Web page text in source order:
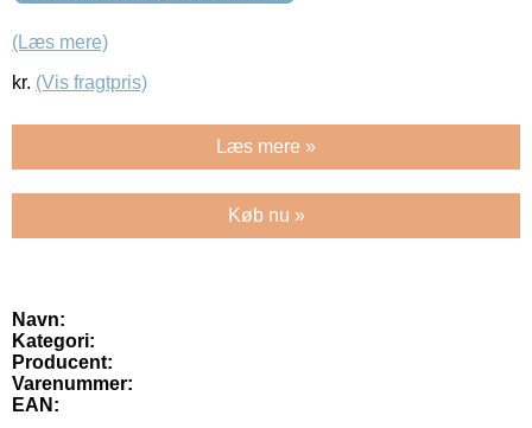
(Læs mere)
kr. (Vis fragtpris)
Læs mere »
Køb nu »
Navn:
Kategori:
Producent:
Varenummer:
EAN: